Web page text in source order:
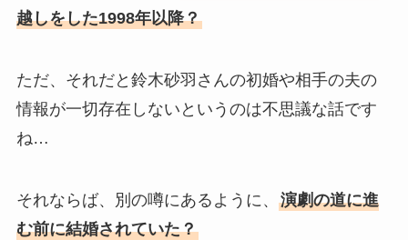
越しをした1998年以降？
ただ、それだと鈴木砂羽さんの初婚や相手の夫の
情報が一切存在しないというのは不思議な話です
ね…
それならば、別の噂にあるように、 演劇の道に進
む前に結婚されていた？